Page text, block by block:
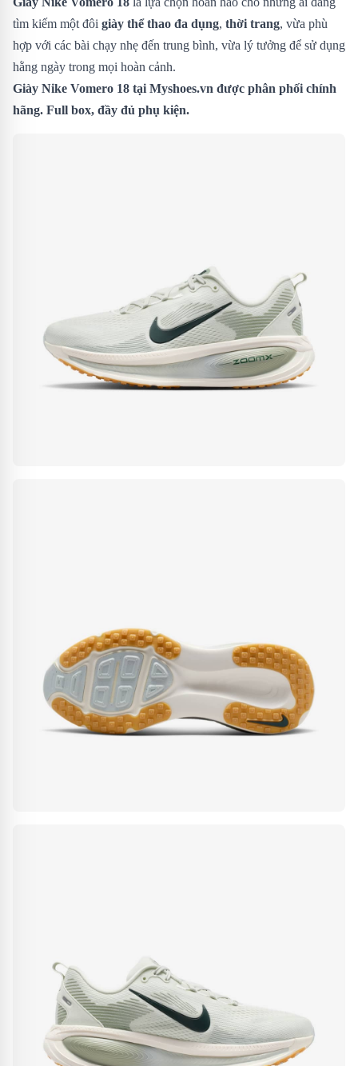
tìm kiếm một đôi giày thể thao đa dụng, thời trang, vừa phù
hợp với các bài chạy nhẹ đến trung bình, vừa lý tưởng để sử dụng
hằng ngày trong mọi hoàn cảnh.
Giày Nike Vomero 18 tại Myshoes.vn được phân phối chính
hãng. Full box, đầy đủ phụ kiện.